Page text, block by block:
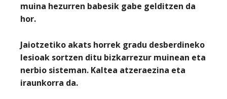
muina hezurren babesik gabe gelditzen da
hor.
Jaiotzetiko akats horrek gradu desberdineko
lesioak sortzen ditu bizkarrezur muinean eta
nerbio sisteman. Kaltea atzeraezina eta
iraunkorra da.